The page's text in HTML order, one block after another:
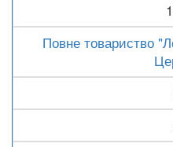
Повне товариство